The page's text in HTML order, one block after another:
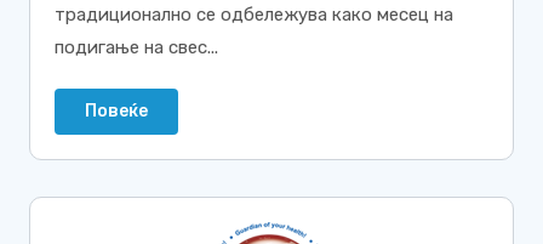
традиционално се одбележува како месец на
подигање на свес...
Повеќе